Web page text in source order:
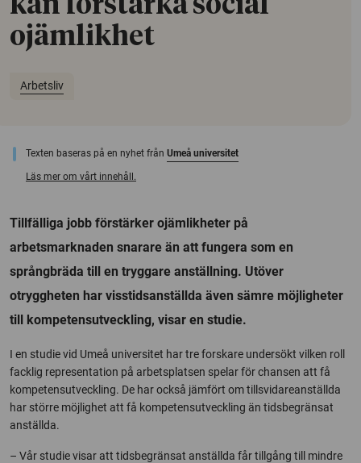
kan förstärka social
ojämlikhet
Arbetsliv
Texten baseras på en nyhet från Umeå universitet
Läs mer om vårt innehåll.
Tillfälliga jobb förstärker ojämlikheter på
arbetsmarknaden snarare än att fungera som en
språngbräda till en tryggare anställning. Utöver
otryggheten har visstidsanställda även sämre möjligheter
till kompetensutveckling, visar en studie.
I en studie vid Umeå universitet har tre forskare undersökt vilken roll
facklig representation på arbetsplatsen spelar för chansen att få
kompetensutveckling. De har också jämfört om tillsvidareanställda
har större möjlighet att få kompetensutveckling än tidsbegränsat
anställda.
– Vår studie visar att tidsbegränsat anställda får tillgång till mindre